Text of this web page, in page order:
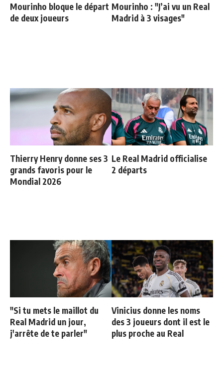
Mourinho bloque le départ
de deux joueurs
Mourinho : "J’ai vu un Real
Madrid à 3 visages"
Thierry Henry donne ses 3
grands favoris pour le
Mondial 2026
Le Real Madrid officialise
2 départs
"Si tu mets le maillot du
Real Madrid un jour,
j'arrête de te parler"
Vinicius donne les noms
des 3 joueurs dont il est le
plus proche au Real